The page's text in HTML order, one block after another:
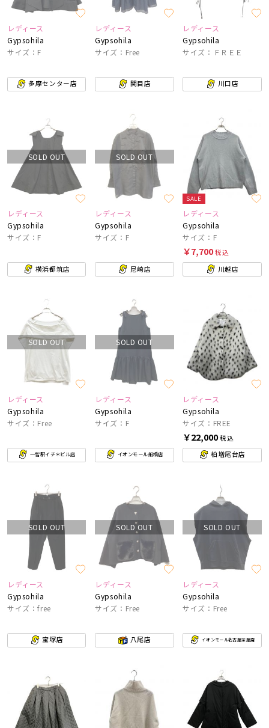
レディース
Gypsohila
サイズ：F
多摩センター店
レディース
Gypsohila
サイズ：Free
関目店
レディース
Gypsohila
サイズ：ＦＲＥＥ
川口店
SOLD OUT
レディース
Gypsohila
サイズ：F
横浜都筑店
SOLD OUT
レディース
Gypsohila
サイズ：F
尼崎店
SALE
レディース
Gypsohila
サイズ：F
￥7,700税込
川越店
SOLD OUT
レディース
Gypsohila
サイズ：Free
一宮駅イチ＊ビル店
SOLD OUT
レディース
Gypsohila
サイズ：F
イオンモール船橋店
レディース
Gypsohila
サイズ：FREE
￥22,000税込
柏増尾台店
SOLD OUT
レディース
Gypsohila
サイズ：free
宝塚店
SOLD OUT
レディース
Gypsohila
サイズ：Free
八尾店
SOLD OUT
レディース
Gypsohila
サイズ：Free
イオンモール名古屋茶屋店